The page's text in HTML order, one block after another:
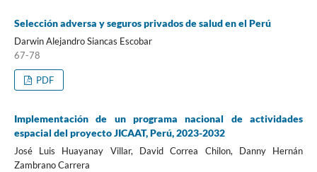
Selección adversa y seguros privados de salud en el Perú
Darwin Alejandro Siancas Escobar
67-78
PDF
Implementación de un programa nacional de actividades
espacial del proyecto JICAAT, Perú, 2023-2032
José Luis Huayanay Villar, David Correa Chilon, Danny Hernán
Zambrano Carrera